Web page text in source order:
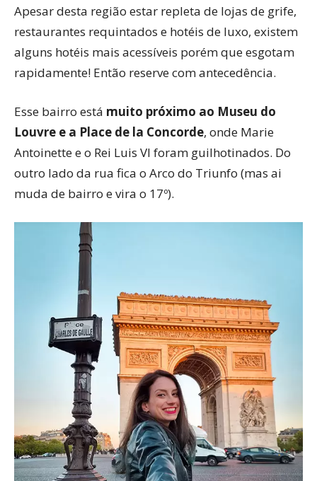
Apesar desta região estar repleta de lojas de grife,
restaurantes requintados e hotéis de luxo, existem
alguns hotéis mais acessíveis porém que esgotam
rapidamente! Então reserve com antecedência.
Esse bairro está muito próximo ao Museu do
Louvre e a Place de la Concorde, onde Marie
Antoinette e o Rei Luis VI foram guilhotinados. Do
outro lado da rua fica o Arco do Triunfo (mas ai
muda de bairro e vira o 17º).